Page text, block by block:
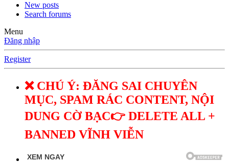
New posts
Search forums
Menu
Đăng nhập
Register
❌ CHÚ Ý: ĐĂNG SAI CHUYÊN
MỤC, SPAM RÁC CONTENT, NỘI
DUNG CỜ BẠC👉 DELETE ALL +
BANNED VĨNH VIỄN